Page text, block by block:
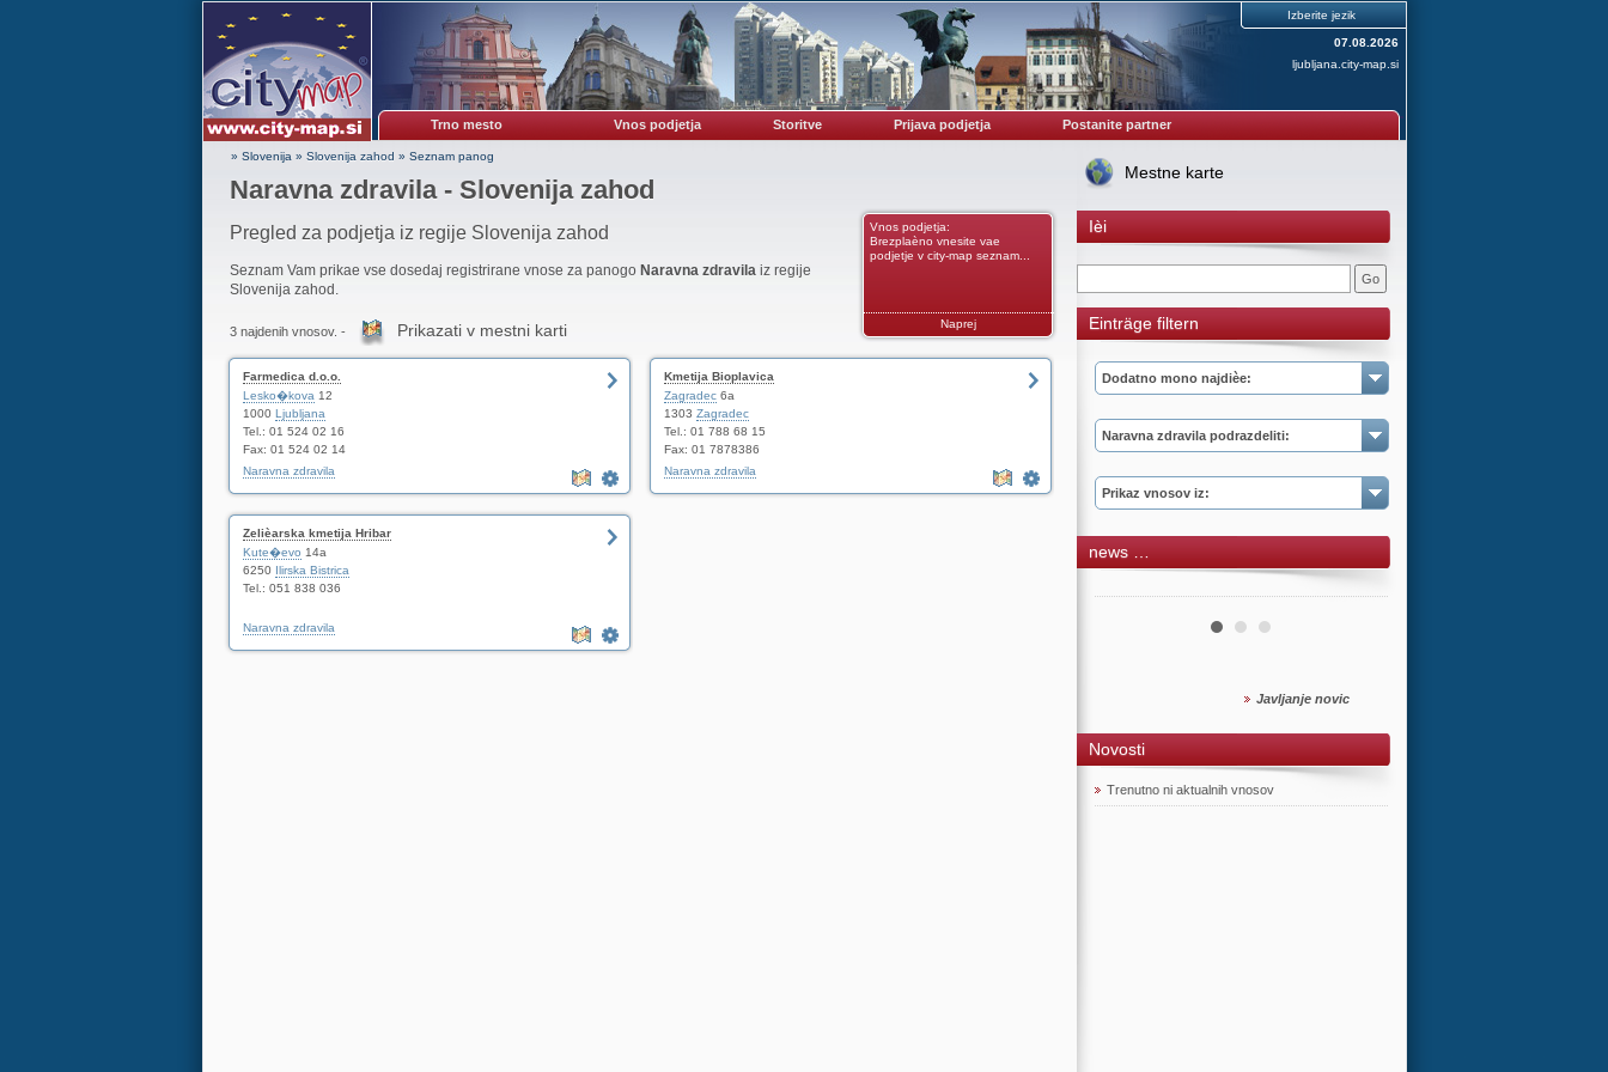
Izberite jezik
07.08.2026
ljubljana.city-map.si
Trno mesto Vnos podjetja Storitve Prijava podjetja Postanite partner
» Slovenija » Slovenija zahod » Seznam panog
Naravna zdravila - Slovenija zahod
Pregled za podjetja iz regije Slovenija zahod
Vnos podjetja:
Brezplaèno vnesite vae
podjetje v city-map seznam...
Naprej
Seznam Vam prikae vse dosedaj registrirane vnose za panogo Naravna zdravilaiz regije
Slovenija zahod.
3 najdenih vnosov. - Prikazati v mestni karti
Farmedica d.o.o.
Lesko�kova 12
1000 Ljubljana
Tel.: 01 524 02 16
Fax: 01 524 02 14
Naravna zdravila
Kmetija Bioplavica
Zagradec6a
1303 Zagradec
Tel.: 01 788 68 15
Fax: 01 7878386
Naravna zdravila
Zelièarska kmetija Hribar
Kute�evo 14a
6250 Ilirska Bistrica
Tel.: 051 838 036
Naravna zdravila
Mestne karte
Ièi
Einträge filtern
Dodatno mono najdièe:
Naravna zdravila podrazdeliti:
Prikaz vnosov iz:
news …
Javljanje novic
Novosti
Trenutno ni aktualnih vnosov